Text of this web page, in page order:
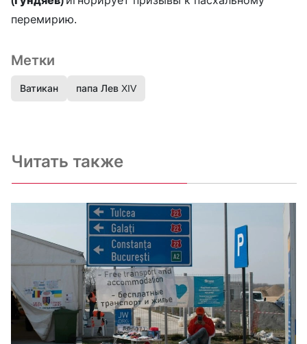
перемирию.
Метки
Ватикан папа Лев XIV
Читать также